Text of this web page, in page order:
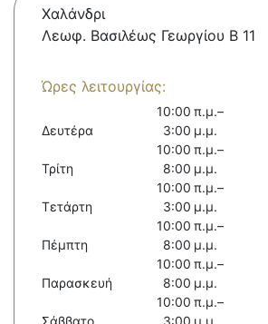
Χαλάνδρι
Λεωφ. Βασιλέως Γεωργίου B 11
Ώρες λειτουργίας:
Δευτέρα
10:00 π.μ.–
3:00 μ.μ.
Τρίτη
10:00 π.μ.–
8:00 μ.μ.
Τετάρτη
10:00 π.μ.–
3:00 μ.μ.
Πέμπτη
10:00 π.μ.–
8:00 μ.μ.
Παρασκευή
10:00 π.μ.–
8:00 μ.μ.
Σάββατο
10:00 π.μ.–
3:00 μ.μ.